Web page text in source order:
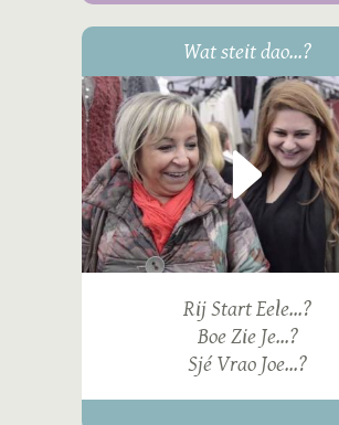
Wat steit dao...?
Rij Start Eele...?
Boe Zie Je...?
Sjé Vrao Joe...?